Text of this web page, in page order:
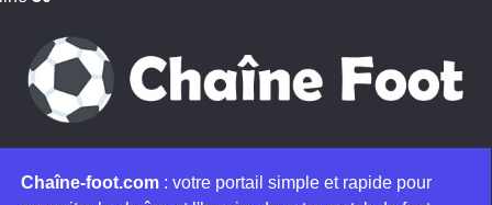
Chaîne-foot.com : votre portail simple et rapide pour